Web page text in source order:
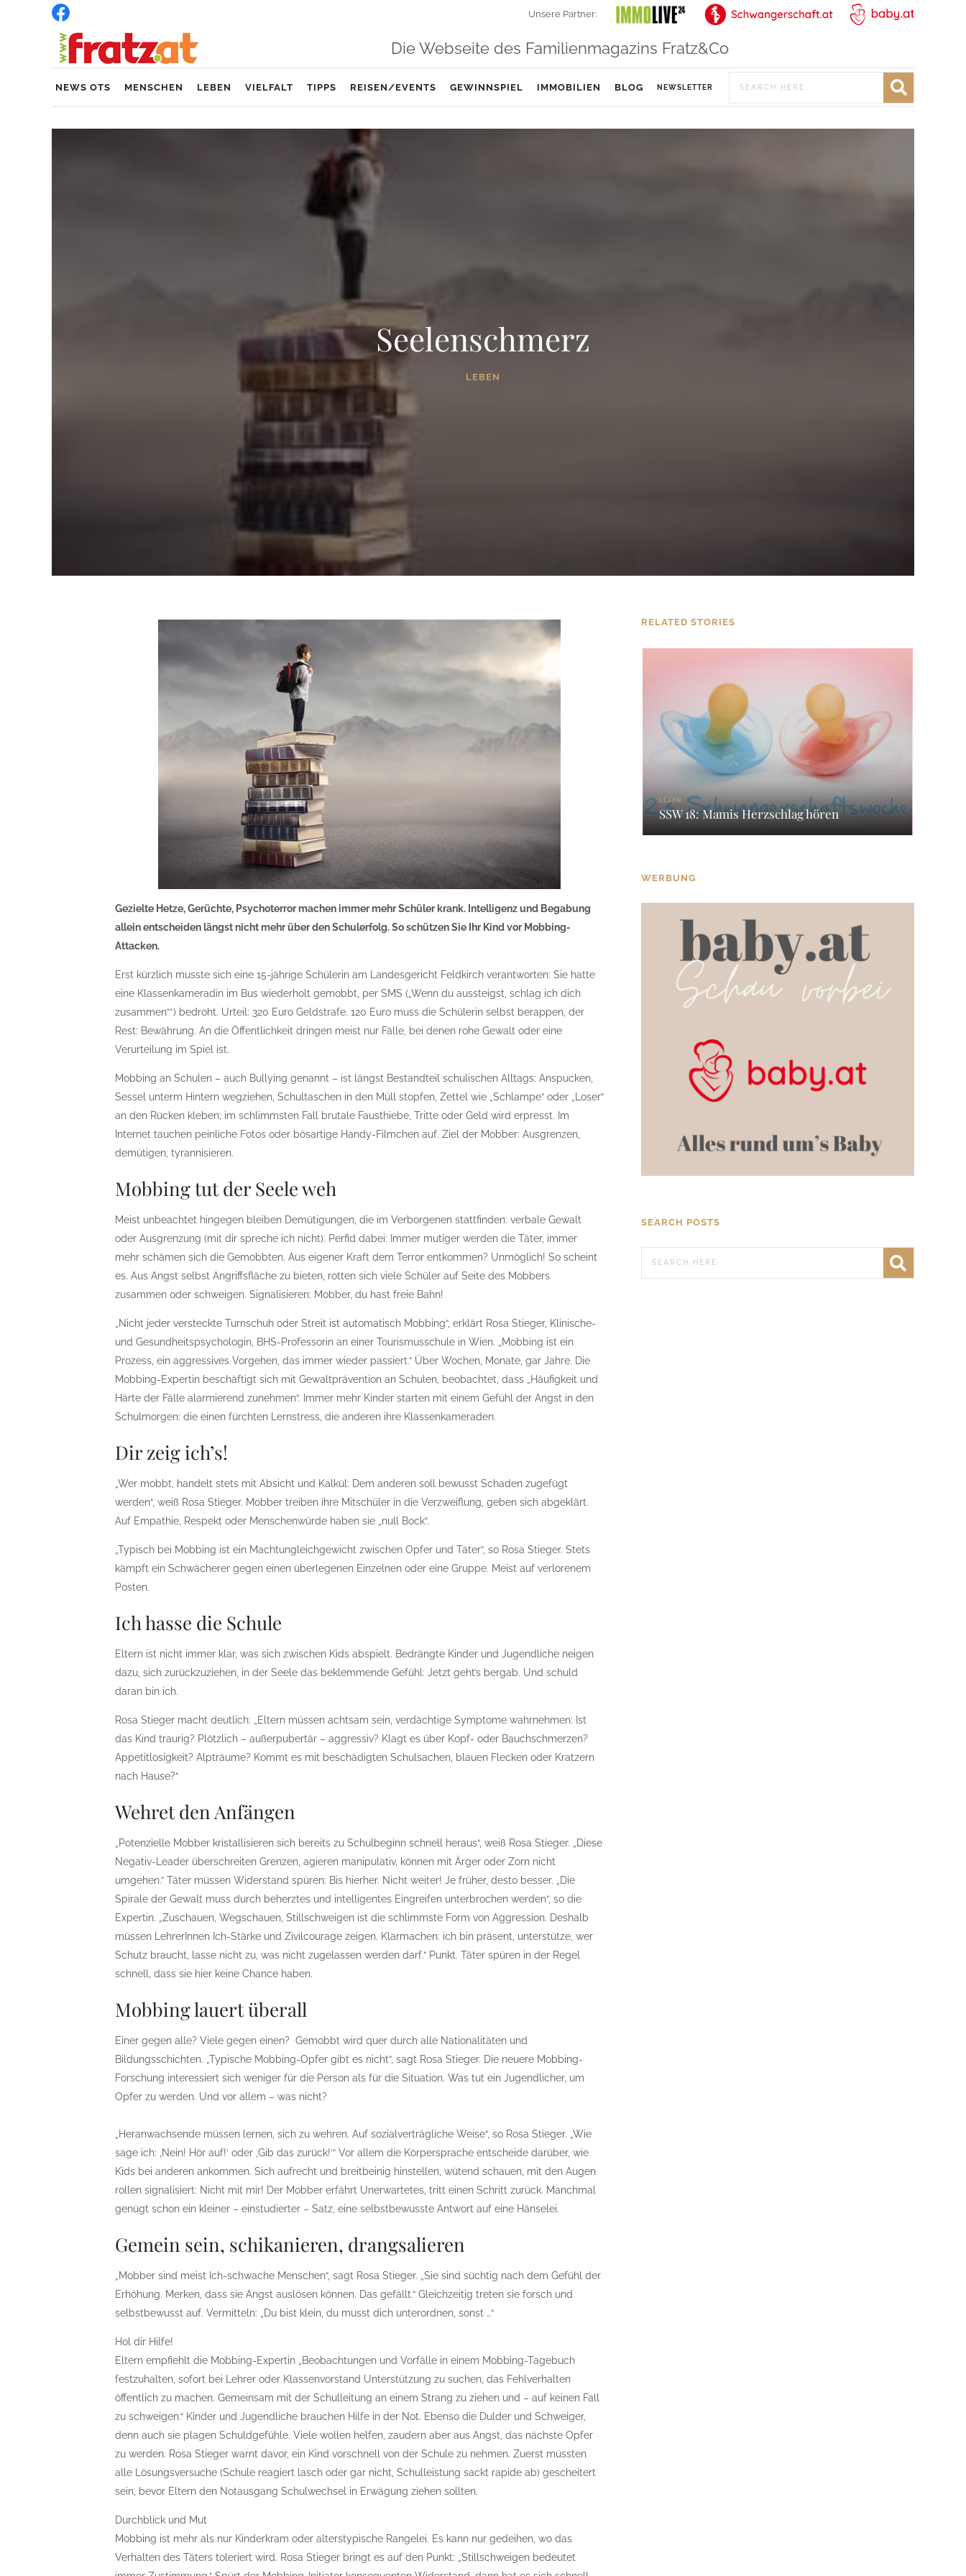
Unsere Partner:
Die Webseite des Familienmagazins Fratz&Co
NEWS OTS MENSCHEN LEBEN VIELFALT TIPPS REISEN/EVENTS GEWINNSPIEL IMMOBILIEN BLOG NEWSLETTER
Seelenschmerz
LEBEN
Gezielte Hetze, Gerüchte, Psychoterror machen immer mehr Schüler krank. Intelligenz und Begabung
allein entscheiden längst nicht mehr über den Schulerfolg. So schützen Sie Ihr Kind vor Mobbing-
Attacken.
Erst kürzlich musste sich eine 15-jährige Schülerin am Landesgericht Feldkirch verantworten: Sie hatte
eine Klassenkameradin im Bus wiederholt gemobbt, per SMS („Wenn du aussteigst, schlag ich dich
zusammen“*) bedroht. Urteil: 320 Euro Geldstrafe. 120 Euro muss die Schülerin selbst berappen, der
Rest: Bewährung. An die Öffentlichkeit dringen meist nur Fälle, bei denen rohe Gewalt oder eine
Verurteilung im Spiel ist.
Mobbing an Schulen – auch Bullying genannt – ist längst Bestandteil schulischen Alltags: Anspucken,
Sessel unterm Hintern wegziehen, Schultaschen in den Müll stopfen, Zettel wie „Schlampe“ oder „Loser“
an den Rücken kleben; im schlimmsten Fall brutale Fausthiebe, Tritte oder Geld wird erpresst. Im
Internet tauchen peinliche Fotos oder bösartige Handy-Filmchen auf. Ziel der Mobber: Ausgrenzen,
demütigen, tyrannisieren.
Mobbing tut der Seele weh
Meist unbeachtet hingegen bleiben Demütigungen, die im Verborgenen stattfinden: verbale Gewalt
oder Ausgrenzung (mit dir spreche ich nicht). Perfid dabei: Immer mutiger werden die Täter, immer
mehr schämen sich die Gemobbten. Aus eigener Kraft dem Terror entkommen? Unmöglich! So scheint
es. Aus Angst selbst Angriffsfläche zu bieten, rotten sich viele Schüler auf Seite des Mobbers
zusammen oder schweigen. Signalisieren: Mobber, du hast freie Bahn!
„Nicht jeder versteckte Turnschuh oder Streit ist automatisch Mobbing“, erklärt Rosa Stieger, Klinische-
und Gesundheitspsychologin, BHS-Professorin an einer Tourismusschule in Wien. „Mobbing ist ein
Prozess, ein aggressives Vorgehen, das immer wieder passiert.“ Über Wochen, Monate, gar Jahre. Die
Mobbing-Expertin beschäftigt sich mit Gewaltprävention an Schulen, beobachtet, dass „Häufigkeit und
Härte der Fälle alarmierend zunehmen“. Immer mehr Kinder starten mit einem Gefühl der Angst in den
Schulmorgen: die einen fürchten Lernstress, die anderen ihre Klassenkameraden.
Dir zeig ich’s!
„Wer mobbt, handelt stets mit Absicht und Kalkül: Dem anderen soll bewusst Schaden zugefügt
werden“, weiß Rosa Stieger. Mobber treiben ihre Mitschüler in die Verzweiflung, geben sich abgeklärt.
Auf Empathie, Respekt oder Menschenwürde haben sie „null Bock“.
„Typisch bei Mobbing ist ein Machtungleichgewicht zwischen Opfer und Täter“, so Rosa Stieger. Stets
kämpft ein Schwächerer gegen einen überlegenen Einzelnen oder eine Gruppe. Meist auf verlorenem
Posten.
Ich hasse die Schule
Eltern ist nicht immer klar, was sich zwischen Kids abspielt. Bedrängte Kinder und Jugendliche neigen
dazu, sich zurückzuziehen, in der Seele das beklemmende Gefühl: Jetzt geht’s bergab. Und schuld
daran bin ich.
Rosa Stieger macht deutlich: „Eltern müssen achtsam sein, verdächtige Symptome wahrnehmen: Ist
das Kind traurig? Plötzlich – außerpubertär – aggressiv? Klagt es über Kopf- oder Bauchschmerzen?
Appetitlosigkeit? Alpträume? Kommt es mit beschädigten Schulsachen, blauen Flecken oder Kratzern
nach Hause?“
Wehret den Anfängen
„Potenzielle Mobber kristallisieren sich bereits zu Schulbeginn schnell heraus“, weiß Rosa Stieger. „Diese
Negativ-Leader überschreiten Grenzen, agieren manipulativ, können mit Ärger oder Zorn nicht
umgehen.“ Täter müssen Widerstand spüren: Bis hierher. Nicht weiter! Je früher, desto besser. „Die
Spirale der Gewalt muss durch beherztes und intelligentes Eingreifen unterbrochen werden“, so die
Expertin. „Zuschauen, Wegschauen, Stillschweigen ist die schlimmste Form von Aggression. Deshalb
müssen LehrerInnen Ich-Stärke und Zivilcourage zeigen. Klarmachen: ich bin präsent, unterstütze, wer
Schutz braucht, lasse nicht zu, was nicht zugelassen werden darf.“ Punkt. Täter spüren in der Regel
schnell, dass sie hier keine Chance haben.
Mobbing lauert überall
Einer gegen alle? Viele gegen einen? Gemobbt wird quer durch alle Nationalitäten und
Bildungsschichten. „Typische Mobbing-Opfer gibt es nicht“, sagt Rosa Stieger. Die neuere Mobbing-
Forschung interessiert sich weniger für die Person als für die Situation. Was tut ein Jugendlicher, um
Opfer zu werden. Und vor allem – was nicht?
„Heranwachsende müssen lernen, sich zu wehren. Auf sozialverträgliche Weise“, so Rosa Stieger. „Wie
sage ich: ,Nein! Hör auf!‘ oder ,Gib das zurück!‘“ Vor allem die Körpersprache entscheide darüber, wie
Kids bei anderen ankommen. Sich aufrecht und breitbeinig hinstellen, wütend schauen, mit den Augen
rollen signalisiert: Nicht mit mir! Der Mobber erfährt Unerwartetes, tritt einen Schritt zurück. Manchmal
genügt schon ein kleiner – einstudierter – Satz, eine selbstbewusste Antwort auf eine Hänselei.
Gemein sein, schikanieren, drangsalieren
„Mobber sind meist Ich-schwache Menschen“, sagt Rosa Stieger. „Sie sind süchtig nach dem Gefühl der
Erhöhung. Merken, dass sie Angst auslösen können. Das gefällt.“ Gleichzeitig treten sie forsch und
selbstbewusst auf. Vermitteln: „Du bist klein, du musst dich unterordnen, sonst …“
Hol dir Hilfe!
Eltern empfiehlt die Mobbing-Expertin „Beobachtungen und Vorfälle in einem Mobbing-Tagebuch
festzuhalten, sofort bei Lehrer oder Klassenvorstand Unterstützung zu suchen, das Fehlverhalten
öffentlich zu machen. Gemeinsam mit der Schulleitung an einem Strang zu ziehen und – auf keinen Fall
zu schweigen.“ Kinder und Jugendliche brauchen Hilfe in der Not. Ebenso die Dulder und Schweiger,
denn auch sie plagen Schuldgefühle. Viele wollen helfen, zaudern aber aus Angst, das nächste Opfer
zu werden. Rosa Stieger warnt davor, ein Kind vorschnell von der Schule zu nehmen. Zuerst müssten
alle Lösungsversuche (Schule reagiert lasch oder gar nicht, Schulleistung sackt rapide ab) gescheitert
sein, bevor Eltern den Notausgang Schulwechsel in Erwägung ziehen sollten.
Durchblick und Mut
Mobbing ist mehr als nur Kinderkram oder alterstypische Rangelei. Es kann nur gedeihen, wo das
Verhalten des Täters toleriert wird. Rosa Stieger bringt es auf den Punkt: „Stillschweigen bedeutet
RELATED STORIES
LEBEN
SSW 18: Mamis Herzschlag hören
WERBUNG
SEARCH POSTS